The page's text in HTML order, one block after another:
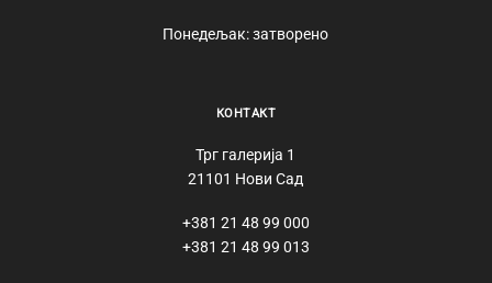
Понедељак: затворено
КОНТАКТ
Трг галерија 1
21101 Нови Сад
+381 21 48 99 000
+381 21 48 99 013